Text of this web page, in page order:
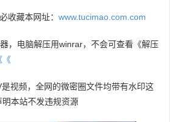
收藏本网址： www.tucimao.com.com
，电脑解压用winrar，不会可查看《解压
《
视频，全网的微密圈文件均带有水印这
本站不发违规资源